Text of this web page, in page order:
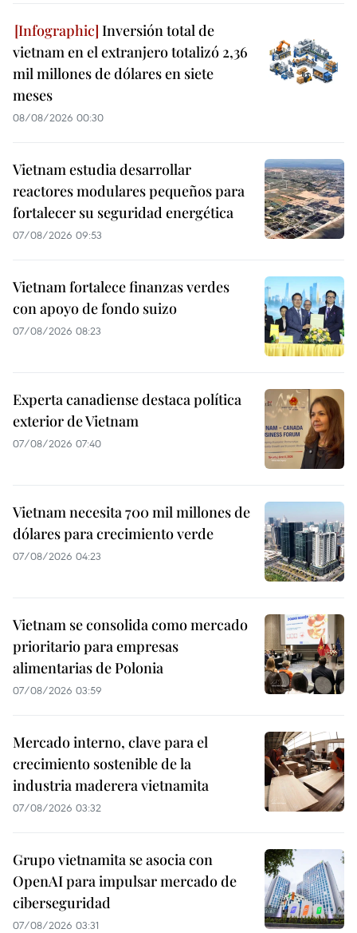
Inversión total de
vietnam en el extranjero totalizó 2,36
mil millones de dólares en siete
meses
08/08/2026 00:30
Vietnam estudia desarrollar
reactores modulares pequeños para
fortalecer su seguridad energética
07/08/2026 09:53
Vietnam fortalece finanzas verdes
con apoyo de fondo suizo
07/08/2026 08:23
Experta canadiense destaca política
exterior de Vietnam
07/08/2026 07:40
Vietnam necesita 700 mil millones de
dólares para crecimiento verde
07/08/2026 04:23
Vietnam se consolida como mercado
prioritario para empresas
alimentarias de Polonia
07/08/2026 03:59
Mercado interno, clave para el
crecimiento sostenible de la
industria maderera vietnamita
07/08/2026 03:32
Grupo vietnamita se asocia con
OpenAI para impulsar mercado de
ciberseguridad
07/08/2026 03:31